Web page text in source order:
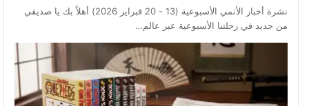
نشرة أخبار الأنمي الأسبوعية (13 - 20 فبراير 2026) أهلاً بك يا صديقي
من جديد في رحلتنا الأسبوعية عبر عالم…